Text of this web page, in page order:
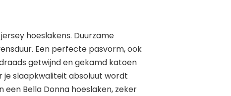
hoeslakens. Duurzame
Een perfecte pasvorm, ook
getwijnd en gekamd katoen
slaapkwaliteit absoluut wordt
Bella Donna hoeslaken, zeker